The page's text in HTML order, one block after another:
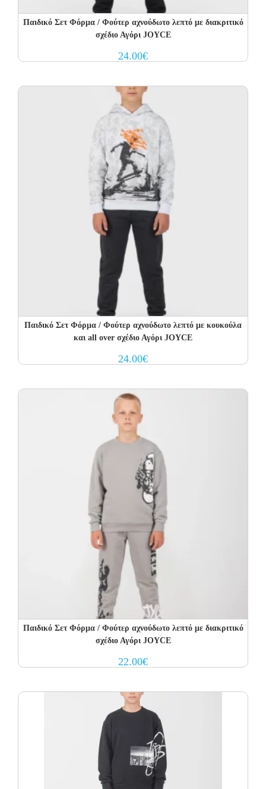
Παιδικό Σετ Φόρμα / Φούτερ αχνούδωτο λεπτό με διακριτικό
σχέδιο Αγόρι JOYCE
24.00€
Παιδικό Σετ Φόρμα / Φούτερ αχνούδωτο λεπτό με κουκούλα
και all over σχέδιο Αγόρι JOYCE
24.00€
Παιδικό Σετ Φόρμα / Φούτερ αχνούδωτο λεπτό με διακριτικό
σχέδιο Αγόρι JOYCE
22.00€